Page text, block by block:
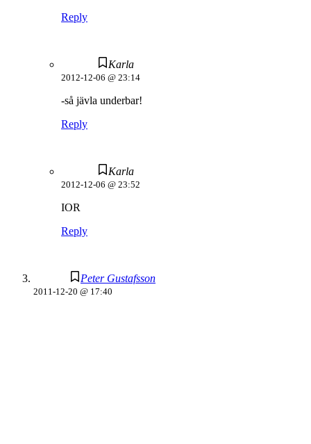
Reply
Karla
2012-12-06 @ 23:14
-så jävla underbar!
Reply
Karla
2012-12-06 @ 23:52
IOR
Reply
Peter Gustafsson
2011-12-20 @ 17:40